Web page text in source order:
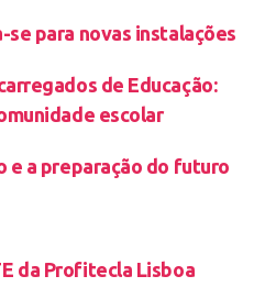
para novas instalações
de Educação:
escolar
e a preparação do futuro
da Profitecla Lisboa